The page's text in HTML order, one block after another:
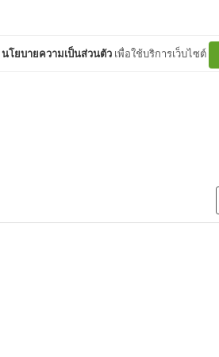
นโยบายความเป็นส่วนตัว เพื่อใช้บริการเว็บไซต์